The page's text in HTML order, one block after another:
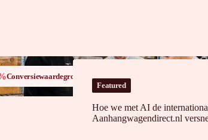
Conversiewaardegroei in Frankrijk
Featured
Hoe we met AI de
Aanhangwagendirect.nl